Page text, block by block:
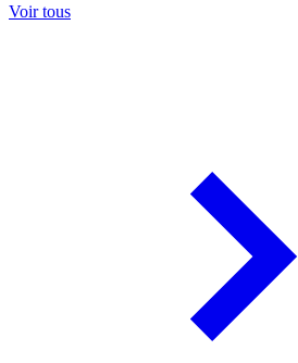
Voir tous